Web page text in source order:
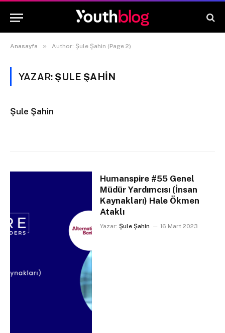
Anasayfa » Author: Şule Şahin (Page 2)
YAZAR: ŞULE ŞAHIN
Şule Şahin
Humanspire #55 Genel
Müdür Yardımcısı (İnsan
Kaynakları) Hale Ökmen
Ataklı
Yazar: Şule Şahin 16 Mart 2023